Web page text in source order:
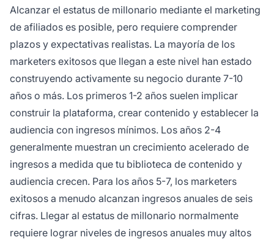
Alcanzar el estatus de millonario mediante el marketing
de afiliados es posible, pero requiere comprender
plazos y expectativas realistas. La mayoría de los
marketers exitosos que llegan a este nivel han estado
construyendo activamente su negocio durante 7-10
años o más. Los primeros 1-2 años suelen implicar
construir la plataforma, crear contenido y establecer la
audiencia con ingresos mínimos. Los años 2-4
generalmente muestran un crecimiento acelerado de
ingresos a medida que tu biblioteca de contenido y
audiencia crecen. Para los años 5-7, los marketers
exitosos a menudo alcanzan ingresos anuales de seis
cifras. Llegar al estatus de millonario normalmente
requiere lograr niveles de ingresos anuales muy altos